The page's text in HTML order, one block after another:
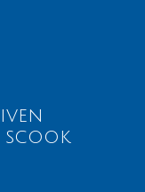
scook